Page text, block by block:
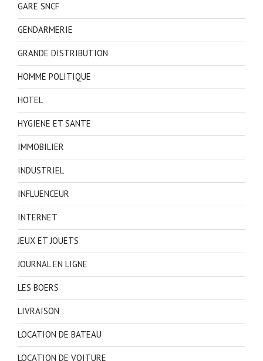
GARE SNCF
GENDARMERIE
GRANDE DISTRIBUTION
HOMME POLITIQUE
HOTEL
HYGIENE ET SANTE
IMMOBILIER
INDUSTRIEL
INFLUENCEUR
INTERNET
JEUX ET JOUETS
JOURNAL EN LIGNE
LES BOERS
LIVRAISON
LOCATION DE BATEAU
LOCATION DE VOITURE